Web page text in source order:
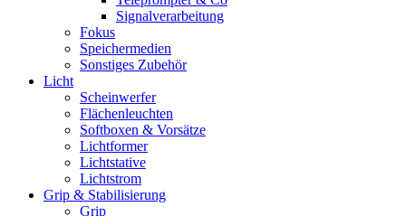
Signalverarbeitung
Fokus
Speichermedien
Sonstiges Zubehör
Licht
Scheinwerfer
Flächenleuchten
Softboxen & Vorsätze
Lichtformer
Lichtstative
Lichtstrom
Grip & Stabilisierung
Grip